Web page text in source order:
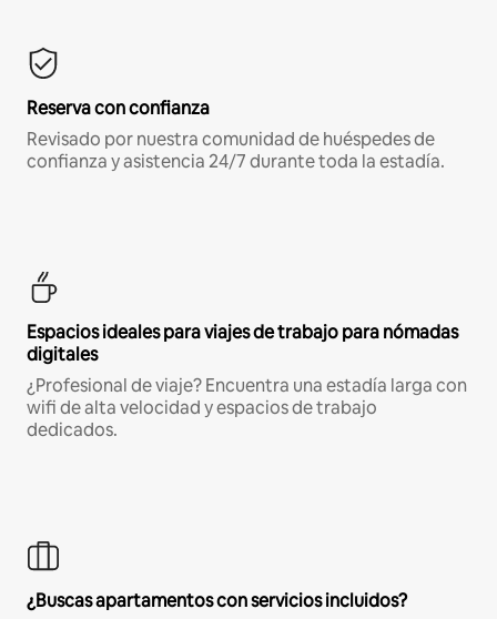
Reserva con confianza
Revisado por nuestra comunidad de huéspedes de
confianza y asistencia 24/7 durante toda la estadía.
Espacios ideales para viajes de trabajo para nómadas
digitales
¿Profesional de viaje? Encuentra una estadía larga con
wifi de alta velocidad y espacios de trabajo
dedicados.
¿Buscas apartamentos con servicios incluidos?